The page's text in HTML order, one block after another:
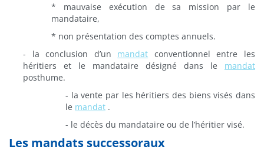
* mauvaise exécution de sa mission par le
mandataire,
* non présentation des comptes annuels.
- la conclusion d’un mandat conventionnel entre les
héritiers et le mandataire désigné dans le mandat
posthume.
- la vente par les héritiers des biens visés dans
le mandat .
- le décès du mandataire ou de l’héritier visé.
Les mandats successoraux